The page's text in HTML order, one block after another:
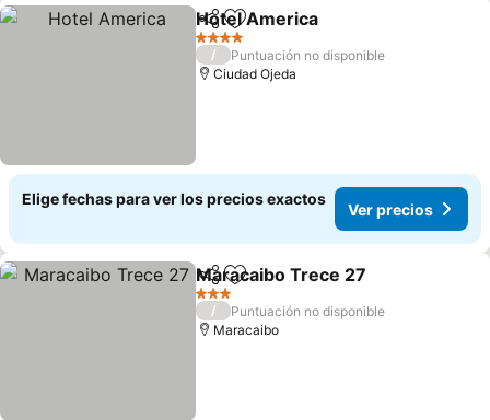
CompartirAgregar a favoritos
Hotel America
4 Estrellas
/
Puntuación no disponible
Ciudad Ojeda
Elige fechas para ver los precios exactos
Ver precios
CompartirAgregar a favoritos
Maracaibo Trece 27
3 Estrellas
/
Puntuación no disponible
Maracaibo